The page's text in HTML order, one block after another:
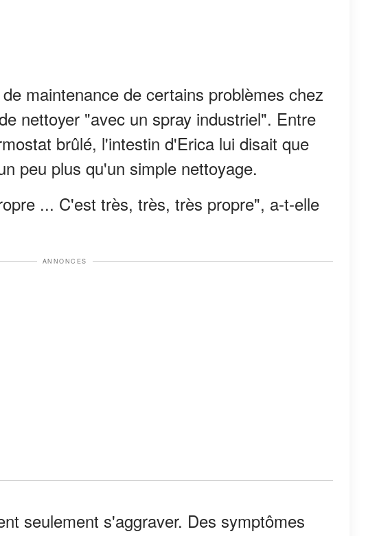
maintenance de certains problèmes chez
nettoyer "avec un spray industriel". Entre
brûlé, l'intestin d'Erica lui disait que
peu plus qu'un simple nettoyage.
... C'est très, très, très propre", a-t-elle
ANNONCES
seulement s'aggraver. Des symptômes